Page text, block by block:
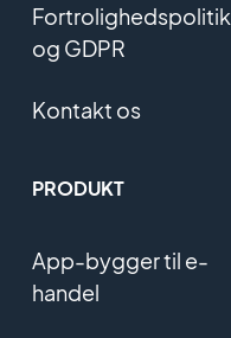
Fortrolighedspolitik
og GDPR
Kontakt os
PRODUKT
App-bygger til e-
handel